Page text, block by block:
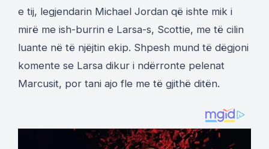
e tij, legjendarin Michael Jordan që ishte mik i
mirë me ish-burrin e Larsa-s, Scottie, me të cilin
luante në të njëjtin ekip. Shpesh mund të dëgjoni
komente se Larsa dikur i ndërronte pelenat
Marcusit, por tani ajo fle me të gjithë ditën.